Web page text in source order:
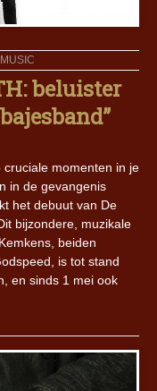
beluister
cruciale momenten in je
in de gevangenis
het debuut van De
bijzondere, muzikale
beiden
is tot stand
en sinds 1 mei ook